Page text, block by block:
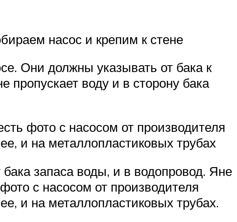
насос и крепим к стене
Они должны указывать от бака к
пропускает воду и в сторону бака
фото с насосом от производителя
и на металлопластиковых трубах
запаса воды, и в водопровод. Яне
с насосом от производителя
и на металлопластиковых трубах.